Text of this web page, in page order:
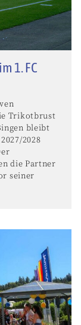
1. FC
Trikotbrust
bleibt
2028
die Partner
seiner